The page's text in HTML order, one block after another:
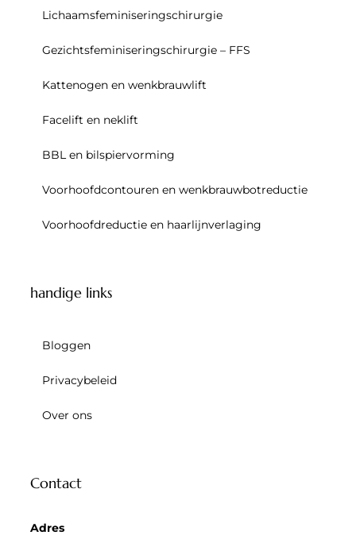
Lichaamsfeminiseringschirurgie
Gezichtsfeminiseringschirurgie – FFS
Kattenogen en wenkbrauwlift
Facelift en neklift
BBL en bilspiervorming
Voorhoofdcontouren en wenkbrauwbotreductie
Voorhoofdreductie en haarlijnverlaging
handige links
Bloggen
Privacybeleid
Over ons
Contact
Adres